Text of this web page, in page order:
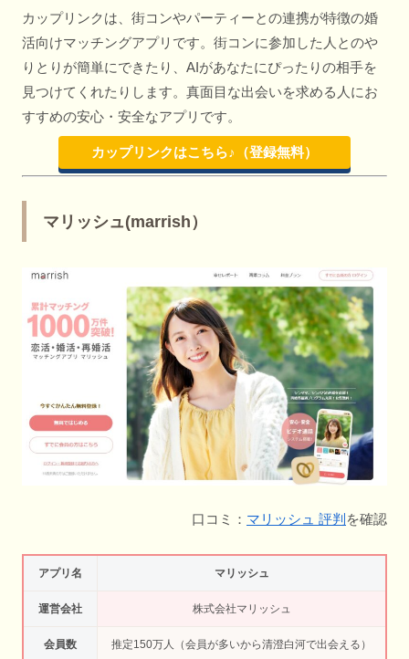
カップリンクは、街コンやパーティーとの連携が特徴の婚
活向けマッチングアプリです。街コンに参加した人とのや
りとりが簡単にできたり、AIがあなたにぴったりの相手を
見つけてくれたりします。真面目な出会いを求める人にお
すすめの安心・安全なアプリです。
カップリンクはこちら♪（登録無料）
マリッシュ(marrish）
口コミ： マリッシュ 評判 を確認
アプリ名 マリッシュ
運営会社 株式会社マリッシュ
会員数 推定150万人（会員が多いから清澄白河で出会える）